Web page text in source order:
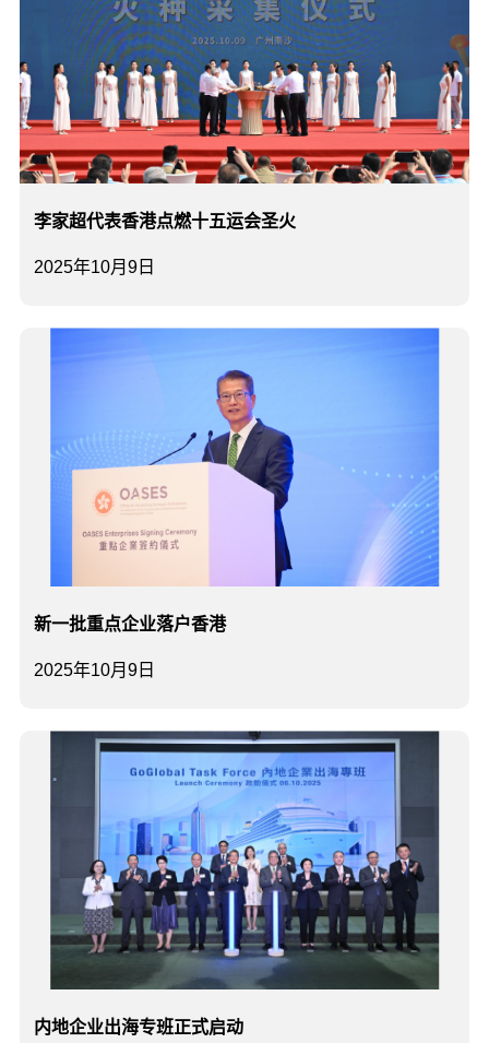
2025年10月9日
李家超代表香港点燃十五运会圣火
2025年10月9日
新一批重点企业落户香港
内地企业出海专班正式启动